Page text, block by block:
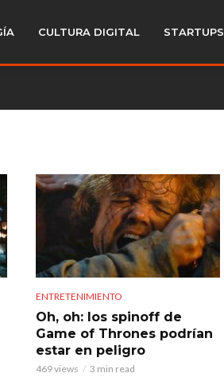
CULTURA DIGITAL STARTUPS
ENTRETENIMIENTO
Oh, oh: los spinoff de
Game of Thrones podrían
estar en peligro
469 views 3 min read